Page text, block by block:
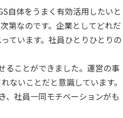
自体をうまく有効活用したいと
第なのです。企業としてどれだ
ています。社員ひとりひとりの
ることができました。運営の事
ないことだと意識しています。
、社員一同モチベーションがも